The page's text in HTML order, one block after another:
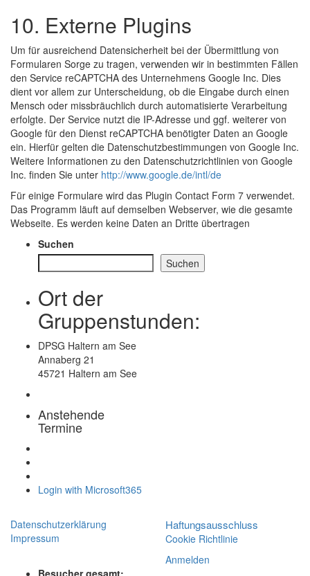
10. Externe Plugins
Um für ausreichend Datensicherheit bei der Übermittlung von
Formularen Sorge zu tragen, verwenden wir in bestimmten Fällen
den Service reCAPTCHA des Unternehmens Google Inc. Dies
dient vor allem zur Unterscheidung, ob die Eingabe durch einen
Mensch oder missbräuchlich durch automatisierte Verarbeitung
erfolgte. Der Service nutzt die IP-Adresse und ggf. weiterer von
Google für den Dienst reCAPTCHA benötigter Daten an Google
ein. Hierfür gelten die Datenschutzbestimmungen von Google Inc.
Weitere Informationen zu den Datenschutzrichtlinien von Google
Inc. finden Sie unter http://www.google.de/intl/de
Für einige Formulare wird das Plugin Contact Form 7 verwendet.
Das Programm läuft auf demselben Webserver, wie die gesamte
Webseite. Es werden keine Daten an Dritte übertragen
Suchen
Suchen
Ort der
Gruppenstunden:
DPSG Haltern am See
Annaberg 21
45721 Haltern am See
Anstehende
Termine
Login with Microsoft365
Datenschutzerklärung
Impressum
Haftungsausschluss
Cookie Richtlinie
Besucher gesamt:
Anmelden